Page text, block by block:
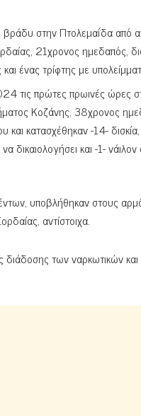
στην Πτολεμαΐδα από
21χρονος ημεδαπός,
ένας τρίφτης με
τις πρώτες πρωινές ώρες
Κοζάνης, 38χρονος
κατασχέθηκαν -14-
και -1-
υποβλήθηκαν στους
αντίστοιχα.
των ναρκωτικών